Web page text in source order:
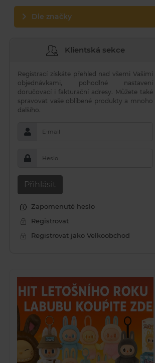
Dle značky
Klientská sekce
Registrací získáte přehled nad všemi Vašimi
objednávkami, pohodlné nastavení
doručovací i fakturační adresy. Můžete také
spravovat vaše oblíbené produkty a mnoho
dalšího.
E-mail
Heslo
Přihlásit
Zapomenuté heslo
Registrovat
Registrovat jako Velkoobchod